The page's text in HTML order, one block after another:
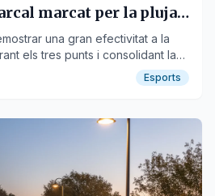
marcat per la pluja
una gran efectivitat a la
els tres punts i consolidant la
Esports